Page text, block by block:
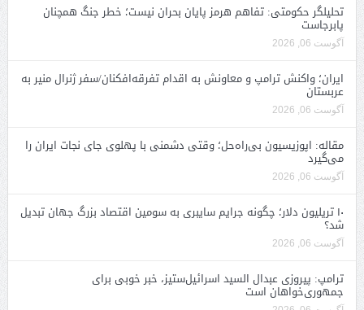
تحلیلگر حکومتی: تفاهم هرمز پایان بحران نیست؛ خطر جنگ همچنان
پابرجاست
آگوست 06, 2026
ایران؛ واکنش ترامپ و معاونش به اقدام تفرقه‌افکنان/سفر ژنرال منیر به
عربستان
آگوست 06, 2026
مقاله: اپوزیسیون بی‌راه‌حل؛ وقتی دشمنی با پهلوی جای نجات ایران را
می‌گیرد
آگوست 06, 2026
۱۰ تریلیون دلار؛ چگونه جرایم سایبری به سومین اقتصاد بزرگ جهان تبدیل
شد؟
آگوست 06, 2026
ترامپ: پیروزی عبدال السید اسرائیل‌ستیز، خبر خوبی برای
جمهوری‌خواهان است